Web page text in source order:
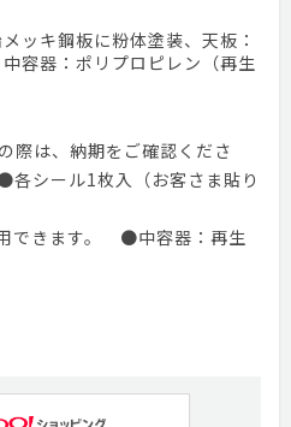
ッキ鋼板に粉体塗装、天板：
容器：ポリプロピレン（再生
際は、納期をご確認くださ
シール1枚入（お客さま貼り
できます。 ●中容器：再生